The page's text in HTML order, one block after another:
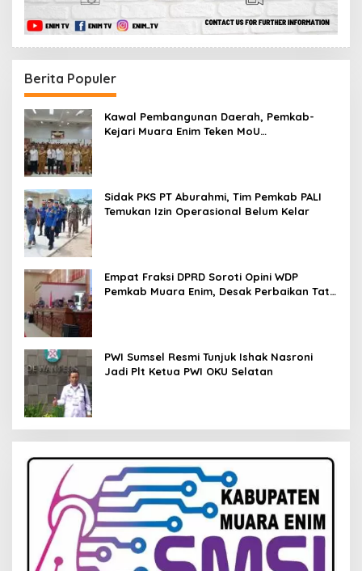
Berita Populer
Kawal Pembangunan Daerah, Pemkab-
Kejari Muara Enim Teken MoU
Sidak PKS PT Aburahmi, Tim Pemkab PALI
Temukan Izin Operasional Belum Kelar
Empat Fraksi DPRD Soroti Opini WDP
Pemkab Muara Enim, Desak Perbaikan Tata
PWI Sumsel Resmi Tunjuk Ishak Nasroni
Jadi Plt Ketua PWI OKU Selatan